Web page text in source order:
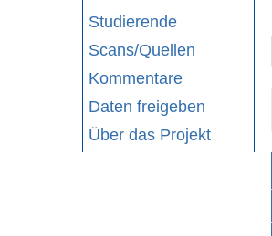
Studierende
Scans/Quellen
Kommentare
Daten freigeben
Über das Projekt